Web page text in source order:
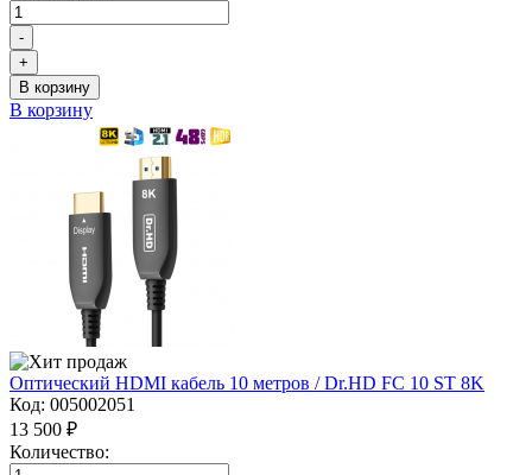
-
+
В корзину
В корзину
Оптический HDMI кабель 10 метров / Dr.HD FC 10 ST 8K
Код: 005002051
13 500 ₽
Количество: